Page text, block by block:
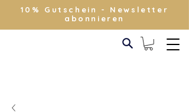
10% Gutschein - Newsletter
abonnieren